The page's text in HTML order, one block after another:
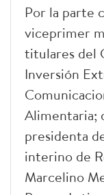
Por la parte
viceprimer
titulares del
Inversión
Alimentaria;
presidenta
interino de
Marcelino